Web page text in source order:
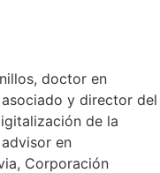
doctor en
y director del
de la
en
Corporación